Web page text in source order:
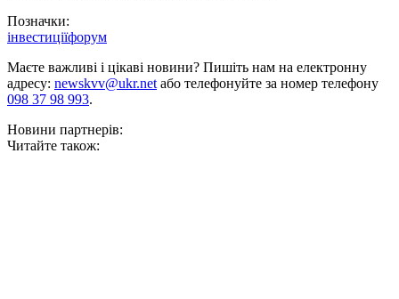
Позначки:
інвестиціїфорум
Маєте важливі і цікаві новини? Пишіть нам на електронну
адресу: newskvv@ukr.netабо телефонуйте за номер телефону
098 37 98 993.
Новини партнерів:
Читайте також: